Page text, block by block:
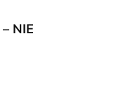
– NIE